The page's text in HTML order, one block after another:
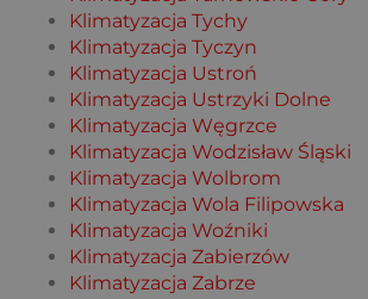
Klimatyzacja Tychy
Klimatyzacja Tyczyn
Klimatyzacja Ustroń
Klimatyzacja Ustrzyki Dolne
Klimatyzacja Węgrzce
Klimatyzacja Wodzisław Śląski
Klimatyzacja Wolbrom
Klimatyzacja Wola Filipowska
Klimatyzacja Woźniki
Klimatyzacja Zabierzów
Klimatyzacja Zabrze